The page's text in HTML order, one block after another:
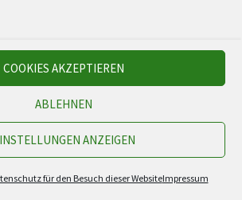
COOKIES AKZEPTIEREN
ABLEHNEN
ANZEIGEN
für den Besuch dieser WebsiteImpressum